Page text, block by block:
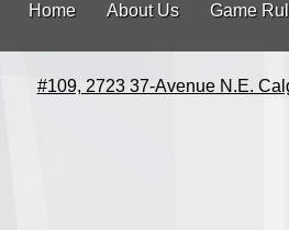
Home About Us Game
#109, 2723 37-Avenue N.E.